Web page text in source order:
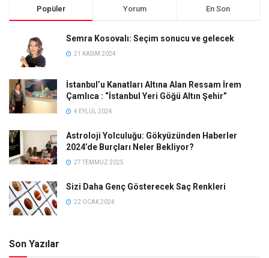
Popüler Yorum En Son
Semra Kosovalı: Seçim sonucu ve gelecek
21 KASIM 2024
İstanbul’u Kanatları Altına Alan Ressam İrem
Çamlıca : “İstanbul Yeri Göğü Altın Şehir”
4 EYLÜL 2024
Astroloji Yolculuğu: Gökyüzünden Haberler
2024’de Burçları Neler Bekliyor?
27 TEMMUZ 2025
Sizi Daha Genç Gösterecek Saç Renkleri
22 OCAK 2024
Son Yazılar